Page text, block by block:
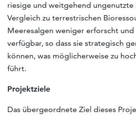
riesige und weitgehend ungenutzte
Vergleich zu terrestrischen
Meeresalgen weniger erforscht
verfügbar, so dass sie strategisch
können, was möglicherweise zu
führt.
Projektziele
Das übergeordnete Ziel dieses